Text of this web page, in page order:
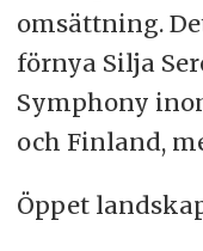
omsättning.
förnya Silja
Symphony
och Finland,
Öppet